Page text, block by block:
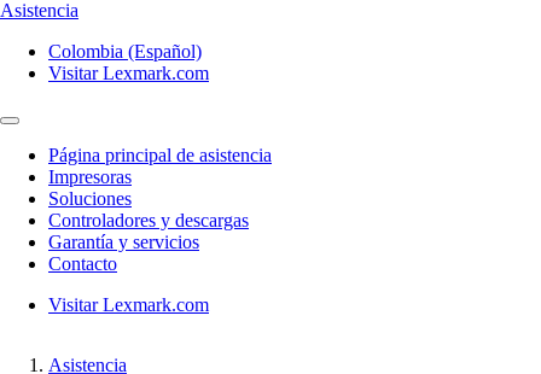
Asistencia
Colombia (Español)
Visitar Lexmark.com
Página principal de asistencia
Impresoras
Soluciones
Controladores y descargas
Garantía y servicios
Contacto
Visitar Lexmark.com
Asistencia